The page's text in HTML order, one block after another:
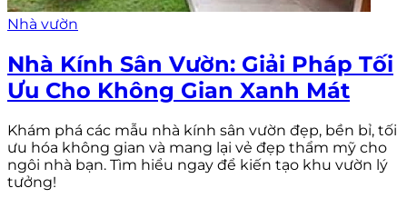
Nhà vườn
Nhà Kính Sân Vườn: Giải Pháp Tối
Ưu Cho Không Gian Xanh Mát
Khám phá các mẫu nhà kính sân vườn đẹp, bền bỉ, tối
ưu hóa không gian và mang lại vẻ đẹp thẩm mỹ cho
ngôi nhà bạn. Tìm hiểu ngay để kiến tạo khu vườn lý
tưởng!